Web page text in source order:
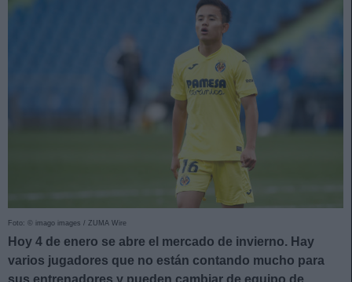
Foto: © imago images / ZUMA Wire
Hoy 4 de enero se abre el mercado de invierno. Hay
varios jugadores que no están contando mucho para
sus entrenadores y pueden cambiar de equipo de